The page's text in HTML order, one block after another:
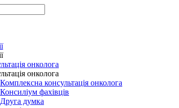
онколога
онколога
Комплексна консультація онколога
Консиліум фахівців
Друга думка